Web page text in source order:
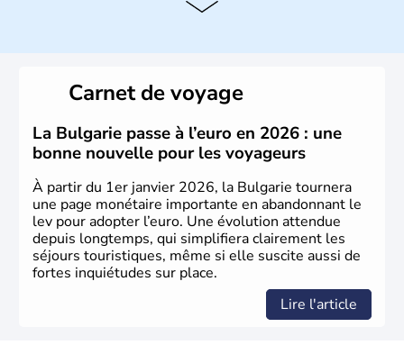
au Sud. Très puissant au Moyen-Âge, c’est aujourd’hui
une république parlementaire démocratique. La principale
caractéristique de laBulgarieest sa division en bandes de
montagnes et de plaines orientées est-ouest.
Carnet de voyage
La Bulgarie passe à l’euro en 2026 : une
bonne nouvelle pour les voyageurs
À partir du 1er janvier 2026, la Bulgarie tournera
une page monétaire importante en abandonnant le
lev pour adopter l’euro. Une évolution attendue
depuis longtemps, qui simplifiera clairement les
séjours touristiques, même si elle suscite aussi de
fortes inquiétudes sur place.
Lire l'article